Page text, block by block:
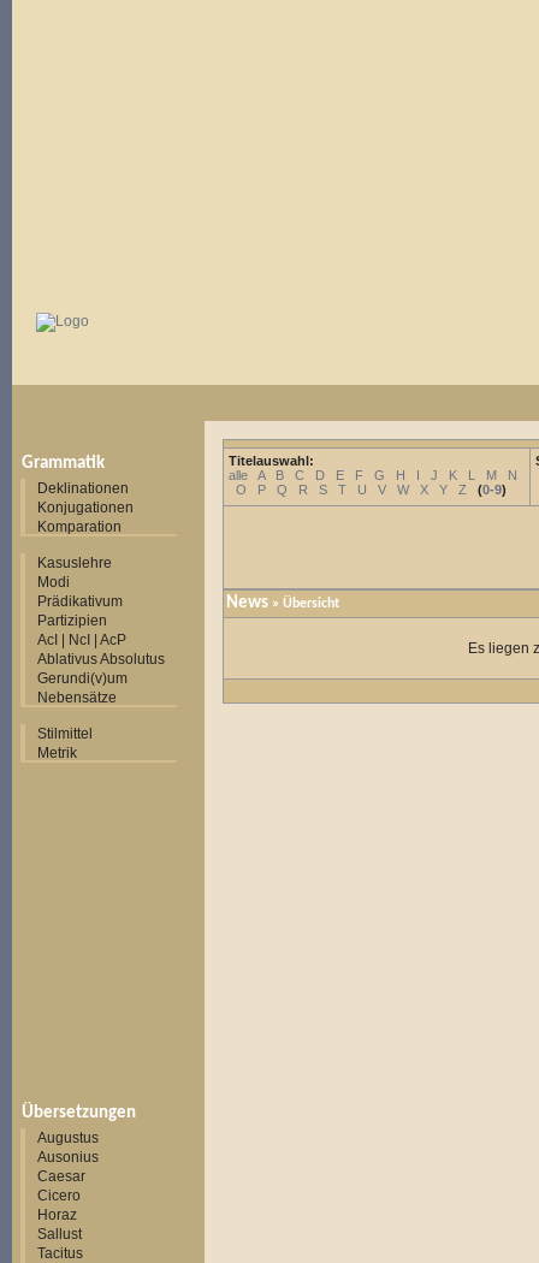
Grammatik
Deklinationen
Konjugationen
Komparation
Kasuslehre
Modi
Prädikativum
Partizipien
AcI | NcI | AcP
Ablativus Absolutus
Gerundi(v)um
Nebensätze
Stilmittel
Metrik
Übersetzungen
Augustus
Ausonius
Caesar
Cicero
Horaz
Sallust
Tacitus
Titelauswahl:
alle
A B C D E F G H I J K L M
N
O
P Q R S T U V W X Y Z (0-9)
News » Übersicht
Es liegen